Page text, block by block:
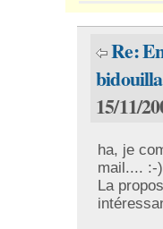
Re:
15/11/
ha, je
mail.... :-)
La